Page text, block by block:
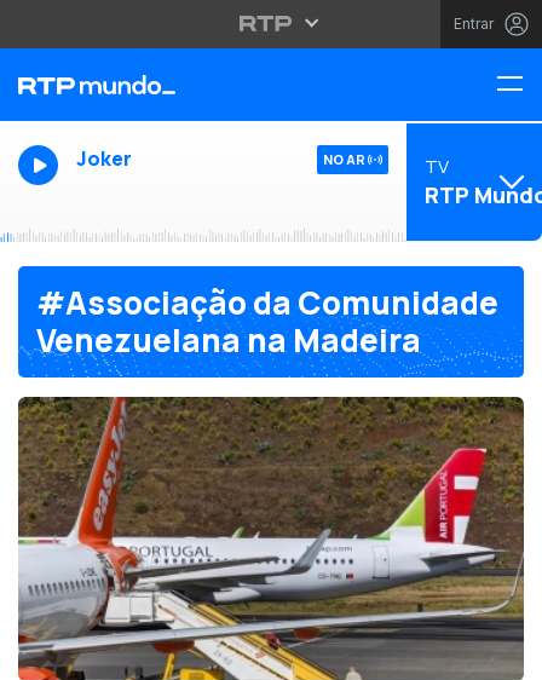
Entrar
Joker NO AR TV
RTP
#Associação da Comunidade
Venezuelana na Madeira